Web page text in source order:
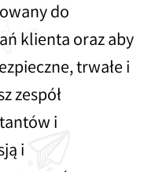
do
klienta oraz aby
trwałe i
zespół
i
i